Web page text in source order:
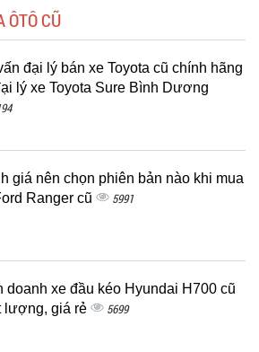
ÔTÔ CŨ
đại lý bán xe Toyota cũ chính hãng
lý xe Toyota Sure Bình Dương
giá nên chọn phiên bản nào khi mua
Ranger cũ
5991
doanh xe đầu kéo Hyundai H700 cũ
lượng, giá rẻ
5699